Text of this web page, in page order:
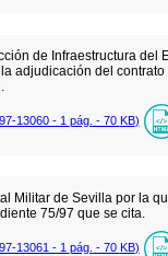
de Infraestructura del
adjudicación del contrato
13060 - 1 pág. - 70 KB)
Militar de Sevilla por la
75/97 que se cita.
13061 - 1 pág. - 70 KB)